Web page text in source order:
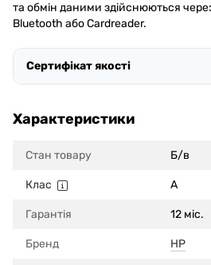
та обмін даними здійснюються
Bluetooth або Cardreader.
Сертифікат якості
Характеристики
Стан товару Б/в
Клас A
Гарантія 12 міс.
Бренд HP